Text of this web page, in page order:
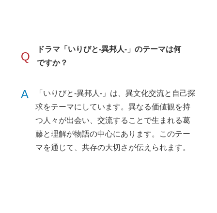
Q
ドラマ「いりびと-異邦人-」のテーマは何
ですか？
A
「いりびと-異邦人-」は、異文化交流と自己探
求をテーマにしています。異なる価値観を持
つ人々が出会い、交流することで生まれる葛
藤と理解が物語の中心にあります。このテー
マを通じて、共存の大切さが伝えられます。